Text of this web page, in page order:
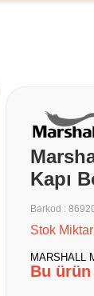
Kapı
Barkod :
Stok
MARSHALL
Bu ürün